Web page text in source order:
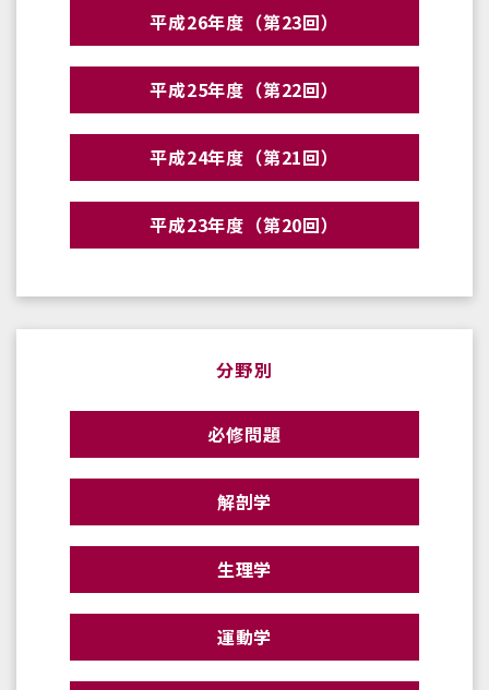
平成26年度（第23回）
平成25年度（第22回）
平成24年度（第21回）
平成23年度（第20回）
分野別
必修問題
解剖学
生理学
運動学